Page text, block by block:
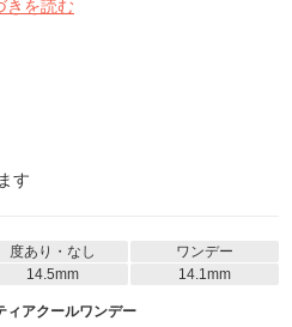
きを読む
す
度あり・なし
ワンデー
14.5mm
14.1mm
ィアクールワンデー